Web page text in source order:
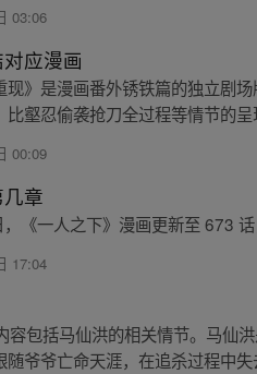
03:06
应漫画
》是漫画番外锈铁篇的独立剧
壑忍偷袭抢刀全过程等情节的
00:09
章
《一人之下》漫画更新至 673
17:04
容包括马仙洪的相关情节。马仙
爷爷亡命天涯，在追杀过程中